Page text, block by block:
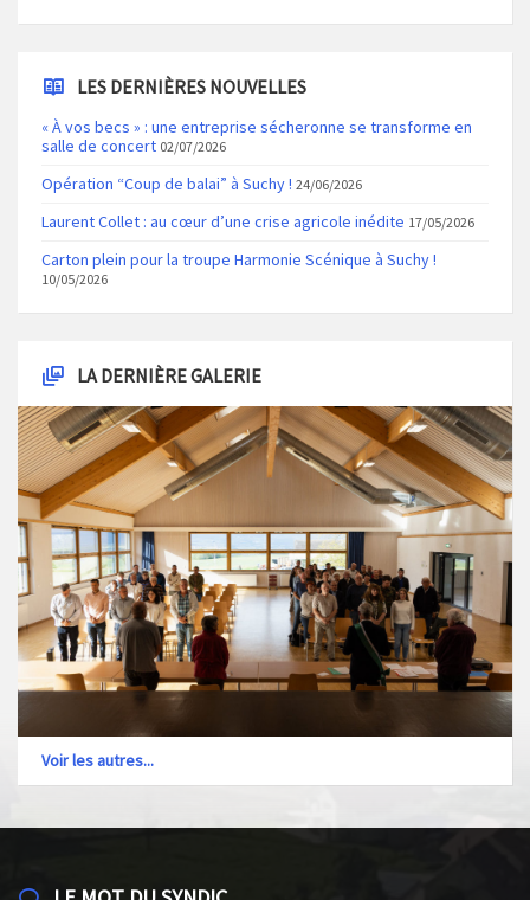
LES DERNIÈRES NOUVELLES
« À vos becs » : une entreprise sécheronne se transforme en
salle de concert 02/07/2026
Opération “Coup de balai” à Suchy ! 24/06/2026
Laurent Collet : au cœur d’une crise agricole inédite 17/05/2026
Carton plein pour la troupe Harmonie Scénique à Suchy !
10/05/2026
LA DERNIÈRE GALERIE
Voir les autres...